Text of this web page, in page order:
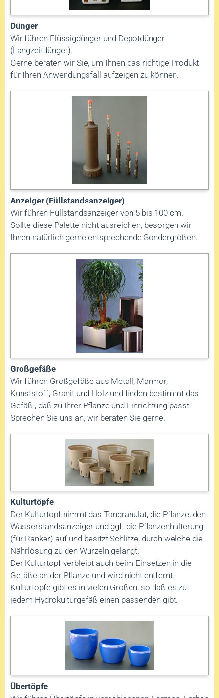
Dünger
Wir führen Flüssigdünger und Depotdünger
(Langzeitdünger).
Gerne beraten wir Sie, um Ihnen das richtige Produkt
für Ihren Anwendungsfall aufzeigen zu können.
Anzeiger (Füllstandsanzeiger)
Wir führen Füllstandsanzeiger von 5 bis 100 cm.
Sollte diese Palette nicht ausreichen, besorgen wir
Ihnen natürlich gerne entsprechende Sondergrößen.
Großgefäße
Wir führen Großgefäße aus Metall, Marmor,
Kunststoff, Granit und Holz und finden bestimmt das
Gefäß , daß zu Ihrer Pflanze und Einrichtung passt.
Sprechen Sie uns an, wir beraten Sie gerne.
Kulturtöpfe
Der Kulturtopf nimmt das Tongranulat, die Pflanze, den
Wasserstandsanzeiger und ggf. die Pflanzenhalterung
(für Ranker) auf und besitzt Schlitze, durch welche die
Nährlösung zu den Wurzeln gelangt.
Der Kulturtopf verbleibt auch beim Einsetzen in die
Gefäße an der Pflanze und wird nicht entfernt.
Kulturtöpfe gibt es in vielen Größen, so daß es zu
jedem Hydrokulturgefäß einen passenden gibt.
Übertöpfe